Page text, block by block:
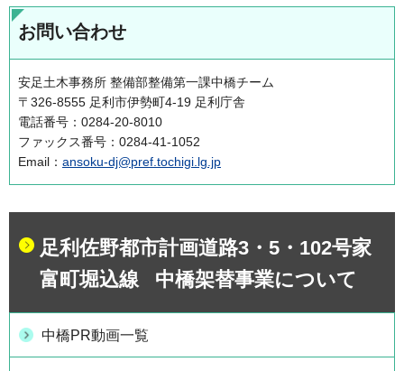
お問い合わせ
安足土木事務所 整備部整備第一課中橋チーム
〒326-8555 足利市伊勢町4-19 足利庁舎
電話番号：0284-20-8010
ファックス番号：0284-41-1052
Email： ansoku-dj@pref.tochigi.lg.jp
足利佐野都市計画道路3・5・102号家
富町堀込線 中橋架替事業について
中橋PR動画一覧